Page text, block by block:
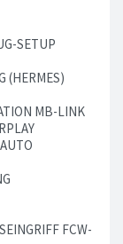
SETUP
(HERMES)
MB-LINK
FCW-